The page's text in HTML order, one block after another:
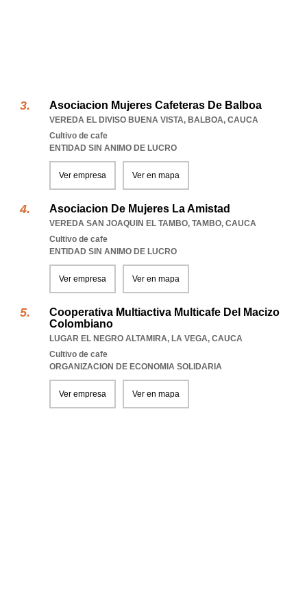
Asociacion Mujeres Cafeteras De Balboa
VEREDA EL DIVISO BUENA VISTA, BALBOA, CAUCA
Cultivo de cafe
ENTIDAD SIN ANIMO DE LUCRO
Ver empresa Ver en mapa
Asociacion De Mujeres La Amistad
VEREDA SAN JOAQUIN EL TAMBO, TAMBO, CAUCA
Cultivo de cafe
ENTIDAD SIN ANIMO DE LUCRO
Ver empresa Ver en mapa
Cooperativa Multiactiva Multicafe Del Macizo
Colombiano
LUGAR EL NEGRO ALTAMIRA, LA VEGA, CAUCA
Cultivo de cafe
ORGANIZACION DE ECONOMIA SOLIDARIA
Ver empresa Ver en mapa